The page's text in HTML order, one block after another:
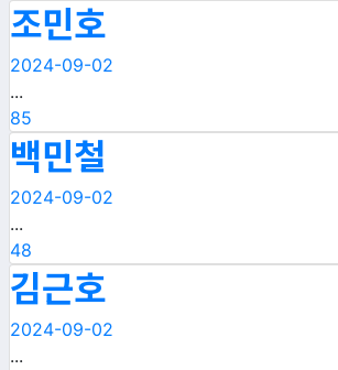
조민호
2024-09-02
...
85
백민철
2024-09-02
...
48
김근호
2024-09-02
...